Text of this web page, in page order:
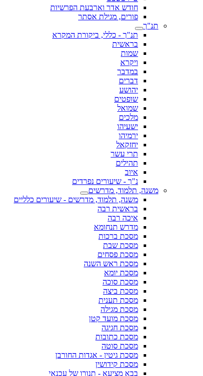
חודש אדר וארבעת הפרשיות
פורים, מגילת אסתר
תנ"ך
תנ"ך - כללי, ביקורת המקרא
בראשית
שמות
ויקרא
במדבר
דברים
יהושע
שופטים
שמואל
מלכים
ישעיהו
ירמיהו
יחזקאל
תרי עשר
תהילים
איוב
נ"ך - שיעורים נפרדים
משנה, תלמוד, מדרשים
משנה, תלמוד, מדרשים - שיעורים כלליים
בראשית רבה
איכה רבה
מדרש תנחומא
מסכת ברכות
מסכת שבת
מסכת פסחים
מסכת ראש השנה
מסכת יומא
מסכת סוכה
מסכת ביצה
מסכת תענית
מסכת מגילה
מסכת מועד קטן
מסכת חגיגה
מסכת כתובות
מסכת סוטה
מסכת גיטין - אגדות החורבן
מסכת קידושין
בבא מציעא - תנורו של עכנאי